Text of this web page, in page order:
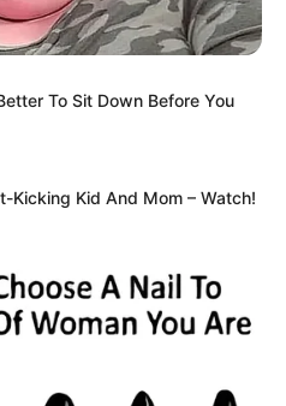
To Sit Down Before You
Kicking Kid And Mom – Watch!